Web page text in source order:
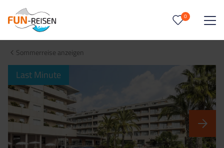
0
0Reise/n auf deiner Merkliste
Keine Reisen auf der Merkliste
Sommerreise anzeigen
Last Minute